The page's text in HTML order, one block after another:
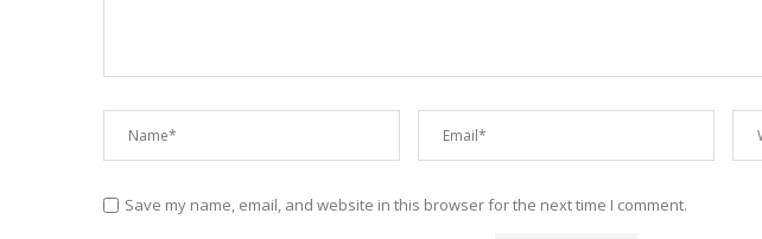
Save my name, email, and website in this browser for the next time I comment.